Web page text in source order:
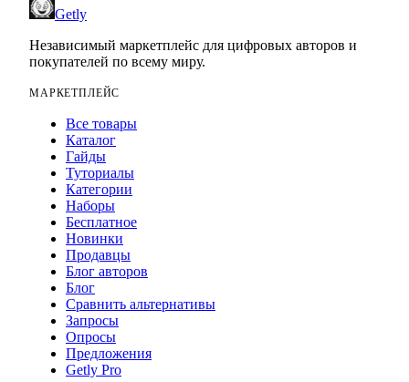
Getly
Независимый маркетплейс для цифровых авторов и
покупателей по всему миру.
МАРКЕТПЛЕЙС
Все товары
Каталог
Гайды
Туториалы
Категории
Наборы
Бесплатное
Новинки
Продавцы
Блог авторов
Блог
Сравнить альтернативы
Запросы
Опросы
Предложения
Getly Pro